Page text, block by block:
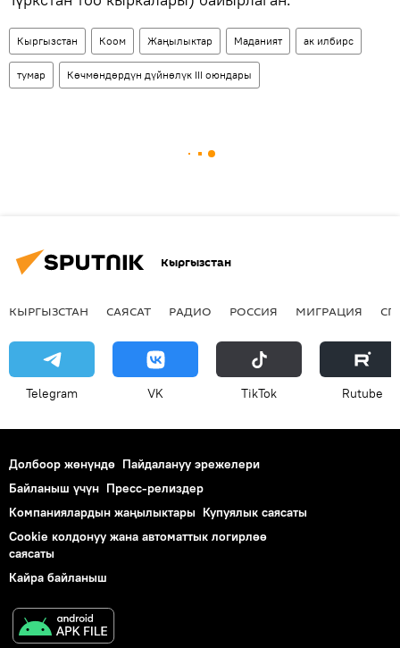
Кыргызстан Коом Жаңылыктар Маданият ак илбирс
тумар Көчмөндөрдүн дүйнөлүк III оюндары
Кыргызстан
КЫРГЫЗСТАН САЯСАТ РАДИО РОССИЯ МИГРАЦИЯ
Telegram VK ТikТоk Rutube
Долбоор жөнүндө Пайдалануу эрежелери
Байланыш үчүн Пресс-релиздер
Компаниялардын жаңылыктары Купуялык саясаты
Cookie колдонуу жана автоматтык логирлөө
саясаты
Кайра байланыш